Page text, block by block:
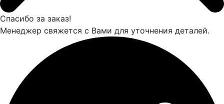
Спасибо за заказ!
Менеджер свяжется с Вами для уточнения деталей.